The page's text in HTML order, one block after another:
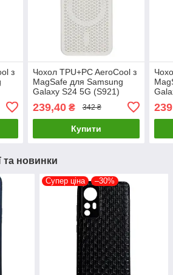
з
Чохол TPU+PC AeroCool з
MagSafe для Samsung
Galaxy S24 5G (S921)
стильний
239,40₴ 342 ₴
Купити
та новинки
Супер ціна –30%